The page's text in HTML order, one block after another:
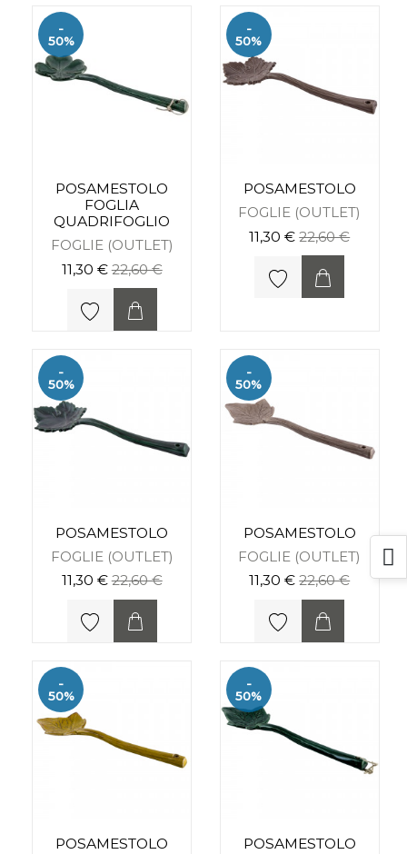
-
50%
POSAMESTOLO
FOGLIA
QUADRIFOGLIO
FOGLIE (OUTLET)
11,30 €22,60 €
-
50%
POSAMESTOLO
FOGLIE (OUTLET)
11,30 €22,60 €
-
50%
POSAMESTOLO
FOGLIE (OUTLET)
11,30 €22,60 €
-
50%
POSAMESTOLO
FOGLIE (OUTLET)
11,30 €22,60 €
-
50%
POSAMESTOLO
-
50%
POSAMESTOLO